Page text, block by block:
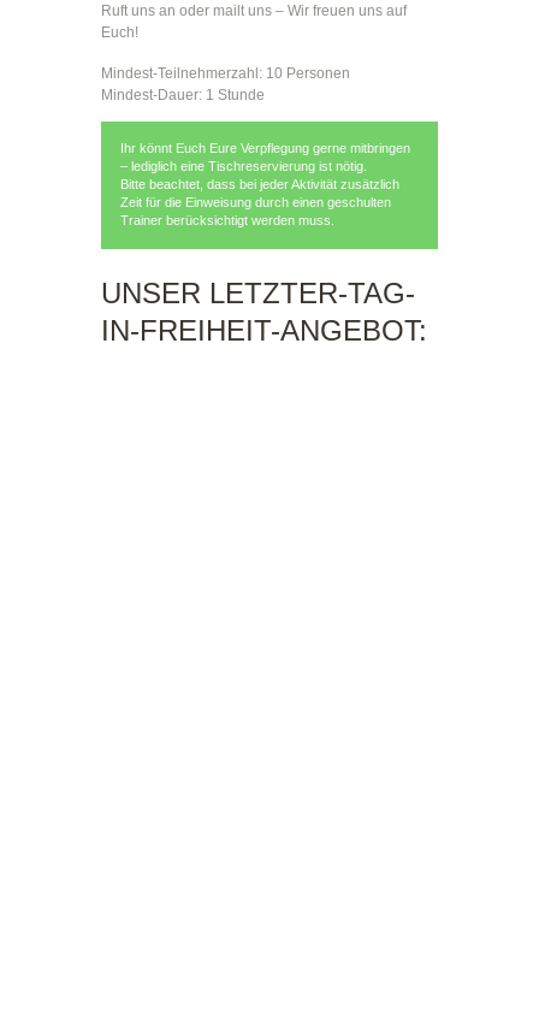
Ruft uns an oder mailt uns – Wir freuen uns auf
Euch!
Mindest-Teilnehmerzahl: 10 Personen
Mindest-Dauer: 1 Stunde
Ihr könnt Euch Eure Verpflegung gerne mitbringen
– lediglich eine Tischreservierung ist nötig.
Bitte beachtet, dass bei jeder Aktivität zusätzlich
Zeit für die Einweisung durch einen geschulten
Trainer berücksichtigt werden muss.
UNSER LETZTER-TAG-
IN-FREIHEIT-ANGEBOT: